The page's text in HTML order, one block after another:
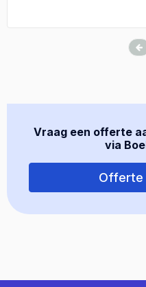
Vraag een offerte
via
Offerte